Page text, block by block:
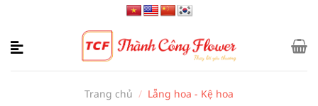
nội
Trang chủ / Lẵng hoa - Kệ hoa